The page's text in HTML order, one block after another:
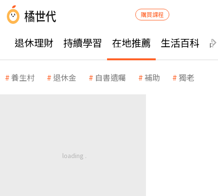
購買課程
退休理財 持續學習 在地推薦 生活百科
養生村 退休金 自書遺囑 補助 獨老